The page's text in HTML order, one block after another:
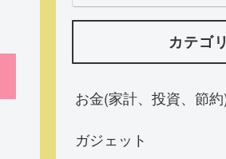
カテゴ
お金(家計、投資、節
ガジェット